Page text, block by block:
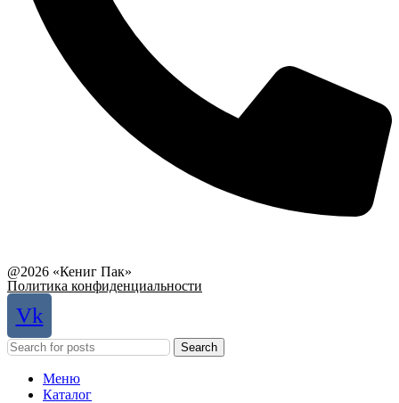
@2026 «Кениг Пак»
Политика конфиденциальности
Vk
Search
Меню
Каталог